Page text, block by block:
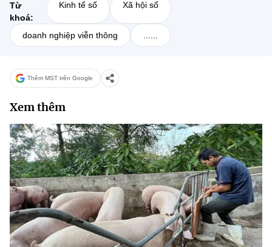
Từ
khoá:
Kinh tế số Xã hội số
doanh nghiệp viễn thông
Thêm MST trên Google
Xem thêm